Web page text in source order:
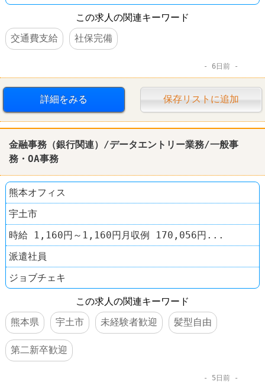
この求人の関連キーワード
交通費支給
社保完備
6日前
詳細をみる 保存リストに追加
金融事務（銀行関連）/データエントリー業務/一般事
務・OA事務
熊本オフィス
宇土市
時給 1,160円～1,160円月収例 170,056円...
派遣社員
ジョブチェキ
この求人の関連キーワード
熊本県
宇土市 未経験者歓迎 髪型自由
第二新卒歓迎
5日前